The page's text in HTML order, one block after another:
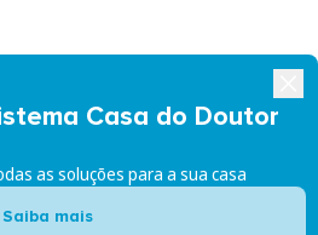
Casa do Doutor
as soluções para a sua casa
Saiba mais